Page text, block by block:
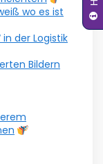
wo es ist
der Logistik
Bildern